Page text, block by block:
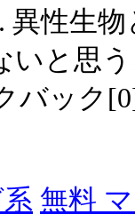
異性生
いと思
ック
無料